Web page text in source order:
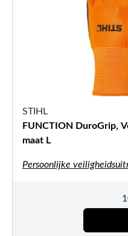
STIHL
FUNCTION DuroGrip,
maat L
Persoonlijke